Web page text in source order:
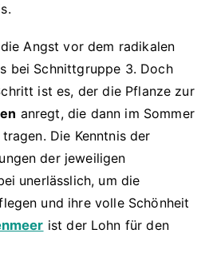
Angst vor dem radikalen
bei Schnittgruppe 3. Doch
ist es, der die Pflanze zur
anregt, die dann im Sommer
Die Kenntnis der
der jeweiligen
unerlässlich, um die
und ihre volle Schönheit
ist der Lohn für den